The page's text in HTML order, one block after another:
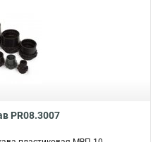
PR08.3007